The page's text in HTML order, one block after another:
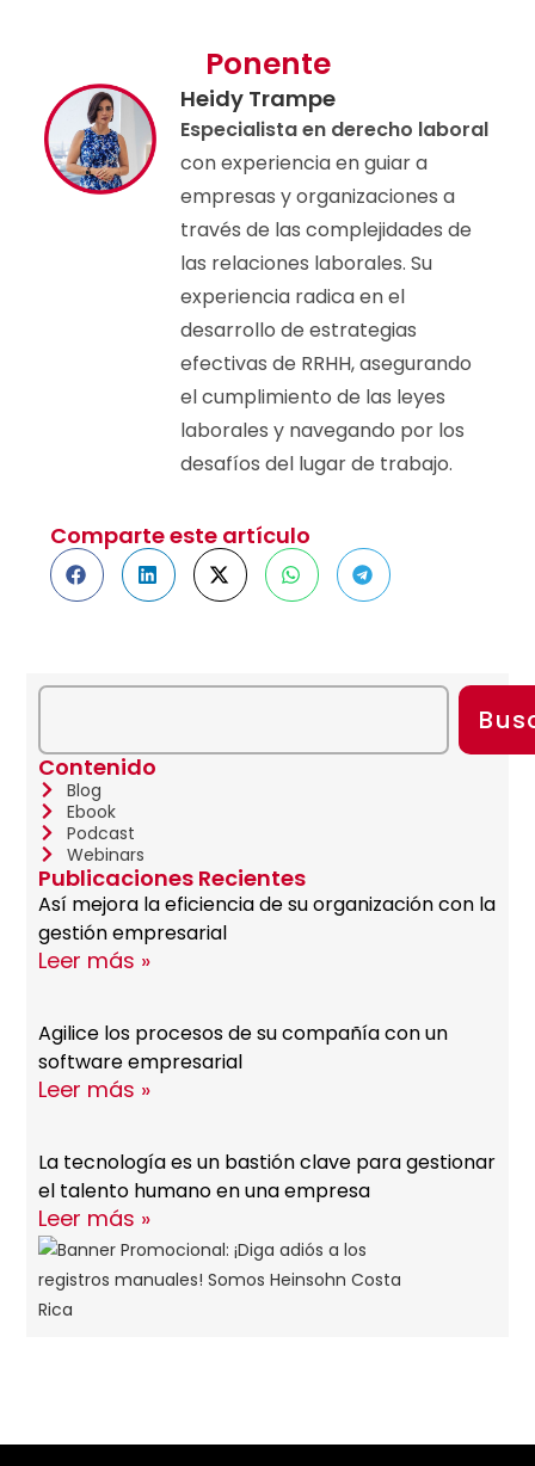
Ponente
Heidy Trampe
Especialista en derecho laboral
con experiencia en guiar a
empresas y organizaciones a
través de las complejidades de
las relaciones laborales. Su
experiencia radica en el
desarrollo de estrategias
efectivas de RRHH, asegurando
el cumplimiento de las leyes
laborales y navegando por los
desafíos del lugar de trabajo.
Comparte este artículo
Contenido
Blog
Ebook
Podcast
Webinars
Publicaciones Recientes
Así mejora la eficiencia de su organización con la
gestión empresarial
Leer más »
Agilice los procesos de su compañía con un
software empresarial
Leer más »
La tecnología es un bastión clave para gestionar
el talento humano en una empresa
Leer más »